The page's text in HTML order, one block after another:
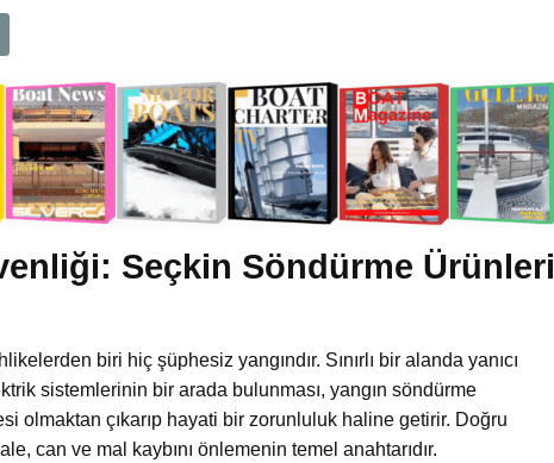
Seçkin Söndürme Ürünleri
biri hiç şüphesiz yangındır. Sınırlı bir alanda yanıcı
sistemlerinin bir arada bulunması, yangın söndürme
olmaktan çıkarıp hayati bir zorunluluk haline getirir. Doğru
can ve mal kaybını önlemenin temel anahtarıdır.